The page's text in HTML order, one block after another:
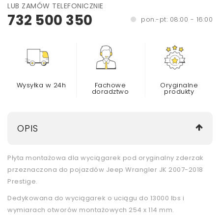
LUB ZAMÓW TELEFONICZNIE
732 500 350 pon.-pt: 08:00 - 16:00
Wysyłka w 24h Fachowe
doradztwo
Oryginalne
produkty
OPIS
Płyta montażowa dla wyciągarek pod oryginalny zderzak
przeznaczona do pojazdów Jeep Wrangler JK 2007-2018
Prestige.
Dedykowana do wyciągarek o uciągu do 13000 lbs i
wymiarach otworów montażowych 254 x 114 mm.